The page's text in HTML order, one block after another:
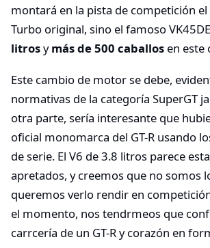
montará en la pista de competición
Turbo original, sino el famoso
litrosymás de 500 caballos en este
Este cambio de motor se debe,
normativas de la categoría SuperGT
otra parte, sería interesante que
oficial monomarca del GT-R usando
de serie. El V6 de 3.8 litros parece
apretados, y creemos que no somos
queremos verlo rendir en
el momento, nos tendrmeos que
carrcería de un GT-R y corazón en